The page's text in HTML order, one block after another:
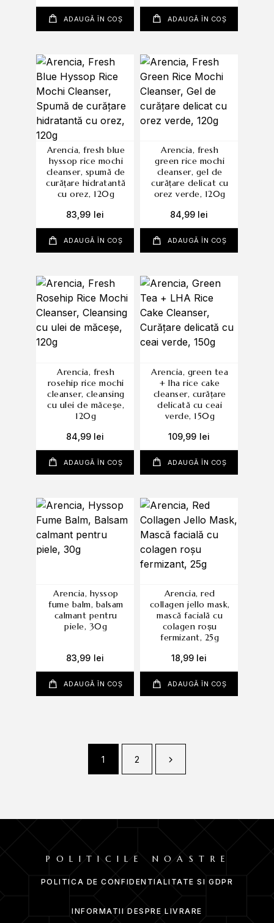
ADAUGĂ ÎN COȘ ADAUGĂ ÎN COȘ
ADAUGĂ ÎN COȘ
arencia, fresh blue
hyssop rice mochi
cleanser, spumă de
curățare hidratantă
cu orez, 120g
83,99 lei
ADAUGĂ ÎN COȘ
arencia, fresh
green rice mochi
cleanser, gel de
curățare delicat cu
orez verde, 120g
84,99 lei
ADAUGĂ ÎN COȘ
arencia, fresh
rosehip rice mochi
cleanser, cleansing
cu ulei de măceșe,
120g
84,99 lei
ADAUGĂ ÎN COȘ
arencia, green tea
+ lha rice cake
cleanser, curățare
delicată cu ceai
verde, 150g
109,99 lei
ADAUGĂ ÎN COȘ
arencia, hyssop
fume balm, balsam
calmant pentru
piele, 30g
83,99 lei
ADAUGĂ ÎN COȘ
arencia, red
collagen jello mask,
mască facială cu
colagen roșu
fermizant, 25g
18,99 lei
1 2
POLITICILE NOASTRE
POLITICA DE CONFIDENTIALITATE SI GDPR
INFORMATII DESPRE LIVRARE